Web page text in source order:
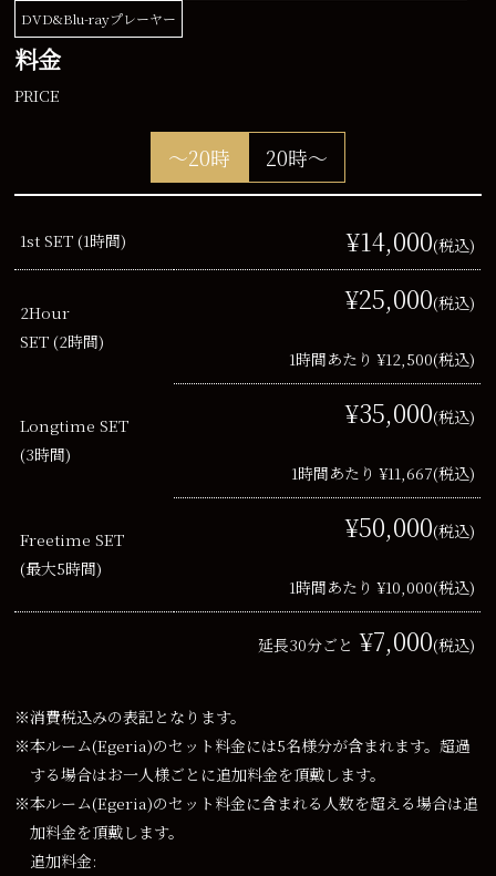
DVD&Blu-rayプレーヤー
料金
PRICE
～20時 20時～
1st SET (1時間) ¥14,000(税込)
2Hour
SET (2時間)
¥25,000(税込)
1時間あたり ¥12,500(税込)
Longtime SET
(3時間)
¥35,000(税込)
1時間あたり ¥11,667(税込)
Freetime SET
(最大5時間)
¥50,000(税込)
1時間あたり ¥10,000(税込)
延長30分ごと ¥7,000(税込)
※消費税込みの表記となります。
※本ルーム(Egeria)のセット料金には5名様分が含まれます。超過
する場合はお一人様ごとに追加料金を頂戴します。
※本ルーム(Egeria)のセット料金に含まれる人数を超える場合は追
加料金を頂戴します。
追加料金: